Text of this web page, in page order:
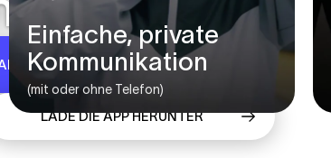
LADE DIE APP HERUNTER
Einfache, private
Kommunikation
(mit oder ohne Telefon)